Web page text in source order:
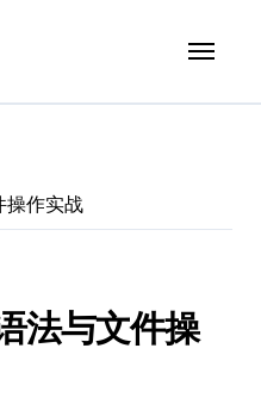
操作实战
法与文件操